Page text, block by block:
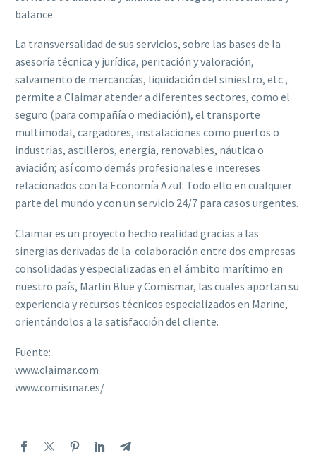
balance.
La transversalidad de sus servicios, sobre las bases de la
asesoría técnica y jurídica, peritación y valoración,
salvamento de mercancías, liquidación del siniestro, etc.,
permite a Claimar atender a diferentes sectores, como el
seguro (para compañía o mediación), el transporte
multimodal, cargadores, instalaciones como puertos o
industrias, astilleros, energía, renovables, náutica o
aviación; así como demás profesionales e intereses
relacionados con la Economía Azul. Todo ello en cualquier
parte del mundo y con un servicio 24/7 para casos urgentes.
Claimar es un proyecto hecho realidad gracias a las
sinergias derivadas de la colaboración entre dos empresas
consolidadas y especializadas en el ámbito marítimo en
nuestro país, Marlin Blue y Comismar, las cuales aportan su
experiencia y recursos técnicos especializados en Marine,
orientándolos a la satisfacción del cliente.
Fuente:
www.claimar.com
www.comismar.es/